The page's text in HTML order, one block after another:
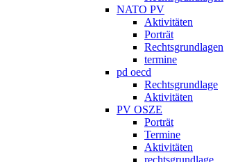
NATO PV
Aktivitäten
Porträt
Rechtsgrundlagen
termine
pd oecd
Rechtsgrundlage
Aktivitäten
PV OSZE
Porträt
Termine
Aktivitäten